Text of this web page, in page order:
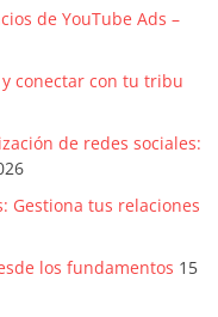
de YouTube Ads –
conectar con tu tribu
de redes sociales:
Gestiona tus relaciones
los fundamentos 15